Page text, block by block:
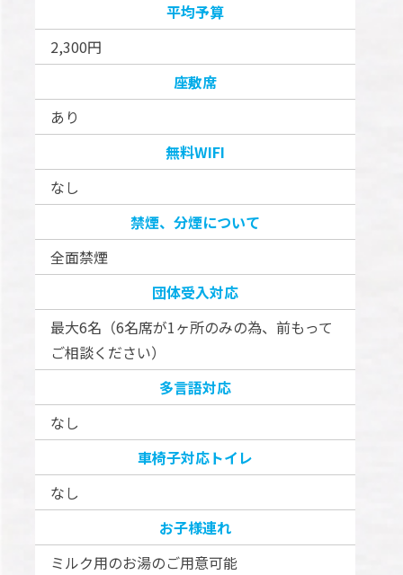
平均予算
2,300円
座敷席
あり
無料WIFI
なし
禁煙、分煙について
全面禁煙
団体受入対応
最大6名（6名席が1ヶ所のみの為、前もって
ご相談ください）
多言語対応
なし
車椅子対応トイレ
なし
お子様連れ
ミルク用のお湯のご用意可能